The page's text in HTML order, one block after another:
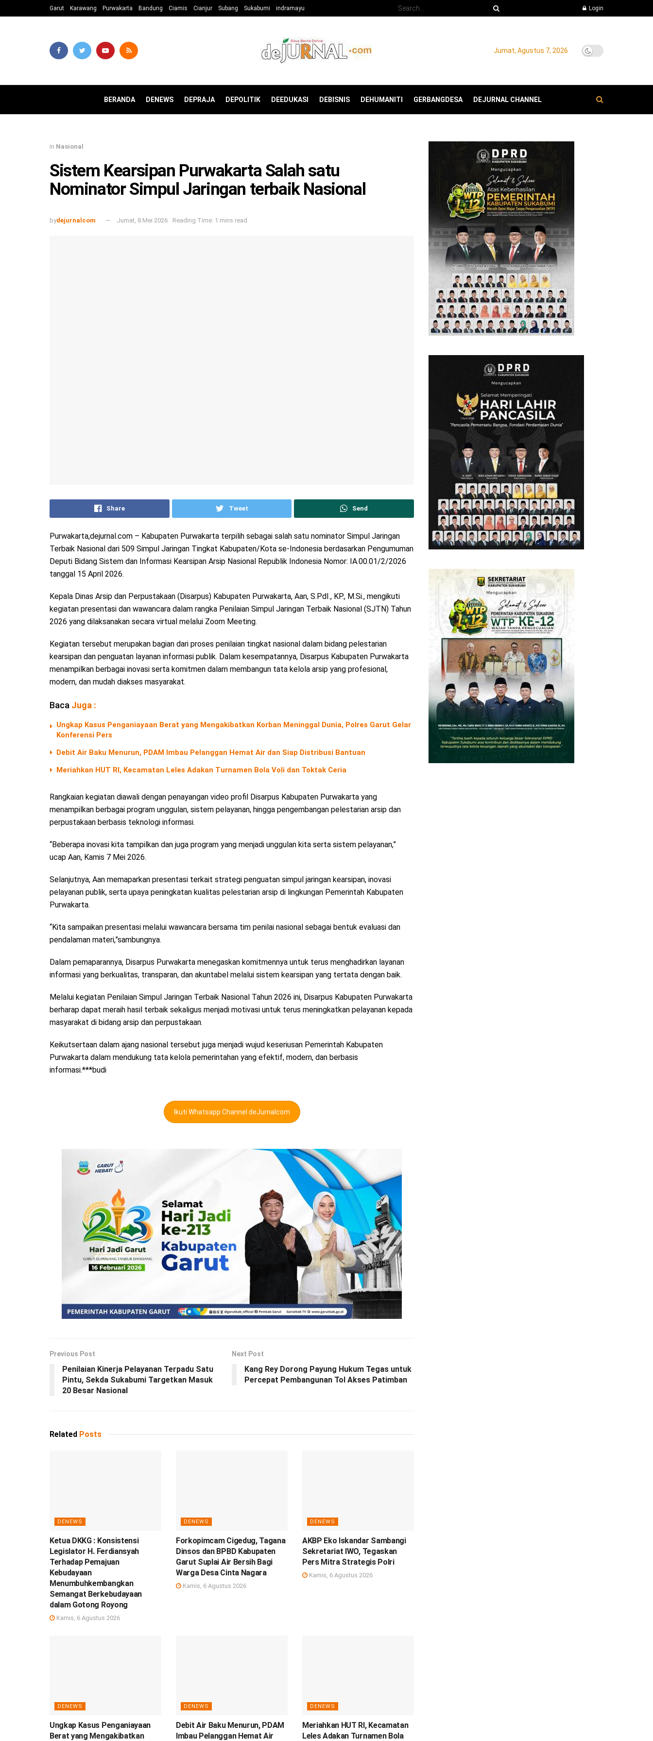
Garut Karawang Purwakarta Bandung Ciamis Cianjur Subang Sukabumi indramayu Login
Jumat, Agustus 7, 2026
BERANDA DENEWS DEPRAJA DEPOLITIK DEEDUKASI DEBISNIS DEHUMANITI GERBANGDESA DEJURNAL CHANNEL
in Nasional
Sistem Kearsipan Purwakarta Salah satu
Nominator Simpul Jaringan terbaik Nasional
bydejurnalcom Jumat, 8 Mei 2026 Reading Time: 1 mins read
Share Tweet Send
Purwakarta,dejurnal.com – Kabupaten Purwakarta terpilih sebagai salah satu nominator Simpul Jaringan
Terbaik Nasional dari 509 Simpul Jaringan Tingkat Kabupaten/Kota se-Indonesia berdasarkan Pengumuman
Deputi Bidang Sistem dan Informasi Kearsipan Arsip Nasional Republik Indonesia Nomor: IA.00.01/2/2026
tanggal 15 April 2026.
Kepala Dinas Arsip dan Perpustakaan (Disarpus) Kabupaten Purwakarta, Aan, S.PdI., KP., M.Si., mengikuti
kegiatan presentasi dan wawancara dalam rangka Penilaian Simpul Jaringan Terbaik Nasional (SJTN) Tahun
2026 yang dilaksanakan secara virtual melalui Zoom Meeting.
Kegiatan tersebut merupakan bagian dari proses penilaian tingkat nasional dalam bidang pelestarian
kearsipan dan penguatan layanan informasi publik. Dalam kesempatannya, Disarpus Kabupaten Purwakarta
menampilkan berbagai inovasi serta komitmen dalam membangun tata kelola arsip yang profesional,
modern, dan mudah diakses masyarakat.
Baca Juga :
Ungkap Kasus Penganiayaan Berat yang Mengakibatkan Korban Meninggal Dunia, Polres Garut Gelar
Konferensi Pers
Debit Air Baku Menurun, PDAM Imbau Pelanggan Hemat Air dan Siap Distribusi Bantuan
Meriahkan HUT RI, Kecamatan Leles Adakan Turnamen Bola Voli dan Toktak Ceria
Rangkaian kegiatan diawali dengan penayangan video profil Disarpus Kabupaten Purwakarta yang
menampilkan berbagai program unggulan, sistem pelayanan, hingga pengembangan pelestarian arsip dan
perpustakaan berbasis teknologi informasi.
“Beberapa inovasi kita tampilkan dan juga program yang menjadi unggulan kita serta sistem pelayanan,”
ucap Aan, Kamis 7 Mei 2026.
Selanjutnya, Aan memaparkan presentasi terkait strategi penguatan simpul jaringan kearsipan, inovasi
pelayanan publik, serta upaya peningkatan kualitas pelestarian arsip di lingkungan Pemerintah Kabupaten
Purwakarta.
“Kita sampaikan presentasi melalui wawancara bersama tim penilai nasional sebagai bentuk evaluasi dan
pendalaman materi,”sambungnya.
Dalam pemaparannya, Disarpus Purwakarta menegaskan komitmennya untuk terus menghadirkan layanan
informasi yang berkualitas, transparan, dan akuntabel melalui sistem kearsipan yang tertata dengan baik.
Melalui kegiatan Penilaian Simpul Jaringan Terbaik Nasional Tahun 2026 ini, Disarpus Kabupaten Purwakarta
berharap dapat meraih hasil terbaik sekaligus menjadi motivasi untuk terus meningkatkan pelayanan kepada
masyarakat di bidang arsip dan perpustakaan.
Keikutsertaan dalam ajang nasional tersebut juga menjadi wujud keseriusan Pemerintah Kabupaten
Purwakarta dalam mendukung tata kelola pemerintahan yang efektif, modern, dan berbasis
informasi.***budi
Ikuti Whatsapp Channel deJurnalcom
Previous Post
Penilaian Kinerja Pelayanan Terpadu Satu
Pintu, Sekda Sukabumi Targetkan Masuk
20 Besar Nasional
Next Post
Kang Rey Dorong Payung Hukum Tegas untuk
Percepat Pembangunan Tol Akses Patimban
Related Posts
DENEWS
Ketua DKKG : Konsistensi
Legislator H. Ferdiansyah
Terhadap Pemajuan
Kebudayaan
Menumbuhkembangkan
Semangat Berkebudayaan
dalam Gotong Royong
Kamis, 6 Agustus 2026
DENEWS
Forkopimcam Cigedug, Tagana
Dinsos dan BPBD Kabupaten
Garut Suplai Air Bersih Bagi
Warga Desa Cinta Nagara
Kamis, 6 Agustus 2026
DENEWS
AKBP Eko Iskandar Sambangi
Sekretariat IWO, Tegaskan
Pers Mitra Strategis Polri
Kamis, 6 Agustus 2026
DENEWS
Ungkap Kasus Penganiayaan
Berat yang Mengakibatkan
DENEWS
Debit Air Baku Menurun, PDAM
Imbau Pelanggan Hemat Air
DENEWS
Meriahkan HUT RI, Kecamatan
Leles Adakan Turnamen Bola